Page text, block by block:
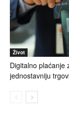
Život
Digitalno plaćanje
jednostavniju